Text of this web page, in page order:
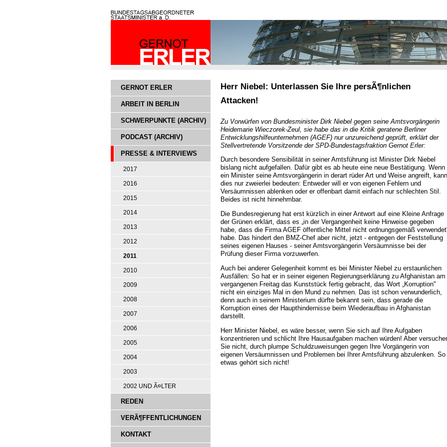
GERNOT ERLER
ARBEIT IN BERLIN
SCHWERPUNKTE (ARCHIV)
PODCAST (ARCHIV)
PRESSE & INTERVIEWS
2017
2016
2015
2014
2013
2012
2011
2010
2009
2008
2007
2006
2005
2004
2003
2002 UND Ã¤LTER
REDEN
VERÃ¶FFENTLICHUNGEN
KONTAKT
Herr Niebel: Unterlassen Sie Ihre persÃ¶nlichen
Attacken!
Zu Vorwürfen von Bundesminister Dirk Niebel gegen seine Amtsvorgängerin
Heidemarie Wieczorek-Zeul, sie habe das in die Kritik geratene Berliner
Entwicklungshilfeunternehmen (AGEF) nur unzureichend geprüft, erklärt der
Stellvertretende Vorsitzende der SPD-Bundestagsfraktion Gernot Erler:
Durch besondere Sensibilität in seiner Amtsführung ist Minister Dirk Niebel
bislang nicht aufgefallen. Dafür gibt es ab heute eine neue Bestätigung. Wenn
ein Minister seine Amtsvorgängerin in derart rüder Art und Weise angreift, kann
dies nur zweierlei bedeuten: Entweder will er von eigenen Fehlern und
Versäumnissen ablenken oder er offenbart damit einfach nur schlechten Stil.
Beides ist nicht hinnehmbar.
Die Bundesregierung hat erst kürzlich in einer Antwort auf eine Kleine Anfrage
der Grünen erklärt, dass es „in der Vergangenheit keine Hinweise gegeben
habe, dass die Firma AGEF öffentliche Mittel nicht ordnungsgemäß
habe. Das hindert den BMZ-Chef aber nicht, jetzt - entgegen der Feststellung
seines eigenen Hauses - seiner Amtsvorgängerin Versäumnisse bei der
Prüfung dieser Firma vorzuwerfen.
Auch bei anderer Gelegenheit kommt es bei Minister Niebel zu erstaunlichen
Ausfällen: So hat er in seiner eigenen Regierungserklärung zu Afghanistan am
vergangenen Freitag das Kunststück fertig gebracht, das Wort „Korruption"
nicht ein einziges Mal in den Mund zu nehmen. Das ist schon verwunderlich,
denn auch in seinem Ministerium dürfte bekannt sein, dass gerade die
Korruption eines der Haupthindernisse beim Wiederaufbau in Afghanistan
darstellt.
Herr Minister Niebel, es wäre besser, wenn Sie sich auf Ihre Aufgaben
konzentrieren und schlicht Ihre Hausaufgaben machen würden! Aber
Sie nicht, durch plumpe Schuldzuweisungen gegen Ihre Vorgängerin von
eigenen Versäumnissen und Problemen bei Ihrer Amtsführung abzulenken. So
etwas gehört sich nicht!